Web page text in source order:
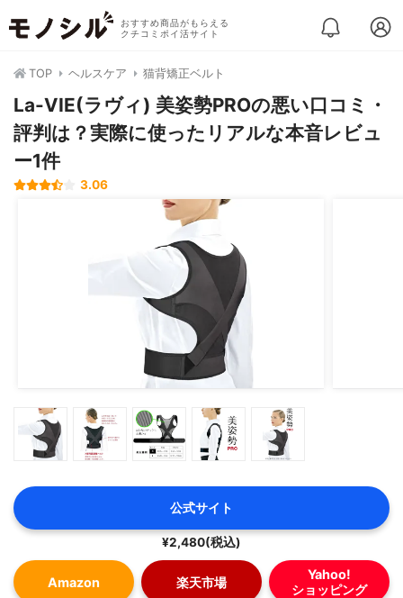
おすすめ商品がもらえる
クチコミポイ活サイト
TOP ヘルスケア 猫背矯正ベルト
La-VIE(ラヴィ) 美姿勢PROの悪い口コミ・
評判は？実際に使ったリアルな本音レビュ
ー1件
3.06
公式サイト
¥2,480(税込)
Amazon 楽天市場
Yahoo!
ショッピング